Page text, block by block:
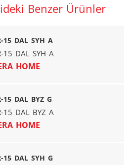
Benzer Ürünler
15 DAL SYH A
15 DAL SYH A
HOME
15 DAL BYZ G
15 DAL BYZ A
HOME
15 DAL SYH G